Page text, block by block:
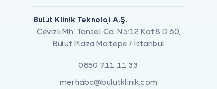
Bulut Klinik Teknoloji A.Ş.
Cevizli Mh. Tansel Cd. No:12 Kat:8 D:60,
Bulut Plaza Maltepe / İstanbul
0850 711 11 33
merhaba@bulutklinik.com